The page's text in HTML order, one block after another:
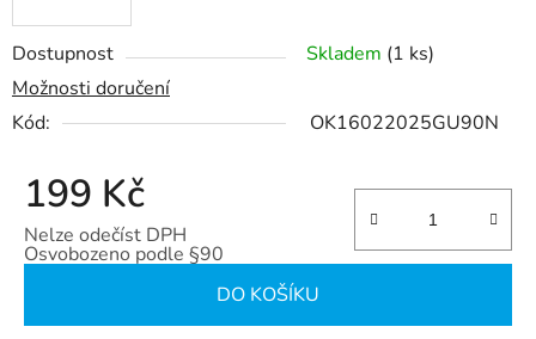
Dostupnost Skladem (1 ks)
Možnosti doručení
Kód:
OK16022025GU90N
199 Kč
Nelze odečíst DPH
Osvobozeno podle §90
DO KOŠÍKU